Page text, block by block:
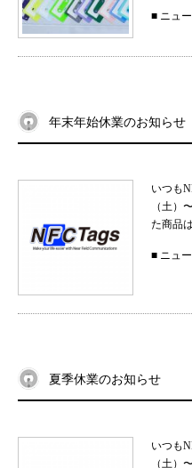
■ ニュ
年末年始休業のお知らせ
いつも
（土）
た商品
■ ニュ
夏季休業のお知らせ
いつも
（土）